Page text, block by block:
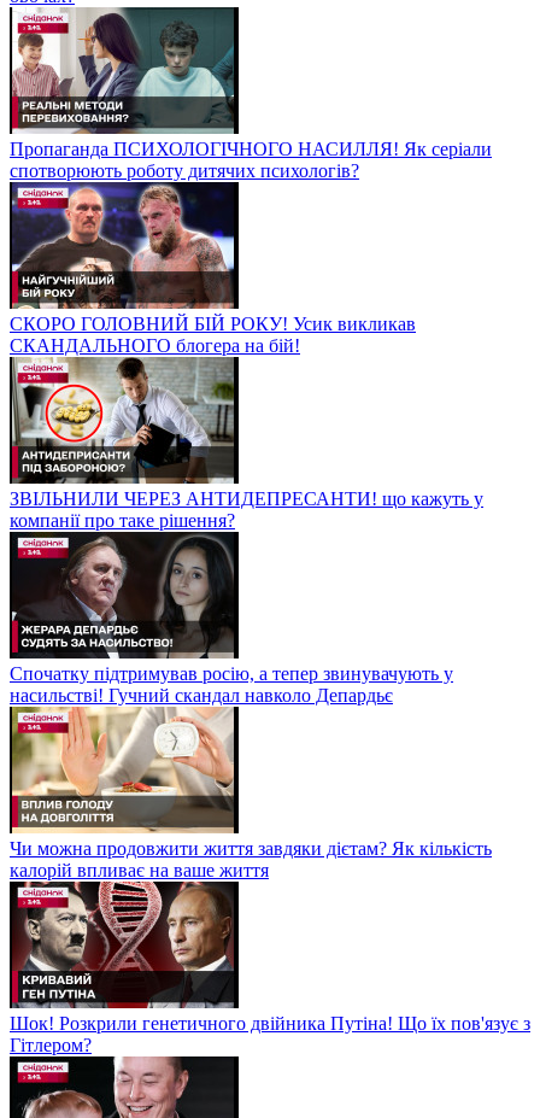
Пропаганда ПСИХОЛОГІЧНОГО НАСИЛЛЯ! Як серіали
спотворюють роботу дитячих психологів?
СКОРО ГОЛОВНИЙ БІЙ РОКУ! Усик викликав
СКАНДАЛЬНОГО блогера на бій!
ЗВІЛЬНИЛИ ЧЕРЕЗ АНТИДЕПРЕСАНТИ! що кажуть у
компанії про таке рішення?
Спочатку підтримував росію, а тепер звинувачують у
насильстві! Гучний скандал навколо Депардьє
Чи можна продовжити життя завдяки дієтам? Як кількість
калорій впливає на ваше життя
Шок! Розкрили генетичного двійника Путіна! Що їх пов'язує з
Гітлером?